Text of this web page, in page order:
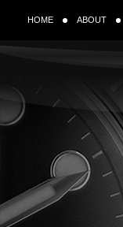
HOME ABOUT